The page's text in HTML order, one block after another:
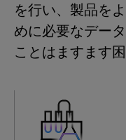
を行い、製品を
めに必要なデー
ことはますます